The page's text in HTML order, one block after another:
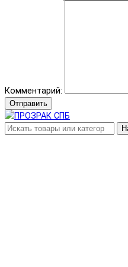
Комментарий:
Отправить